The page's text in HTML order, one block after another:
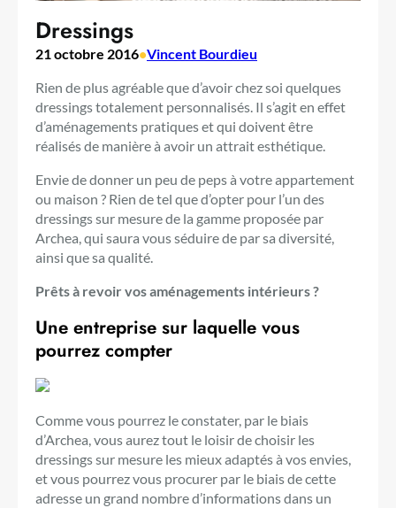
Dressings
21 octobre 2016•Vincent Bourdieu
Rien de plus agréable que d’avoir chez soi quelques
dressings totalement personnalisés. Il s’agit en effet
d’aménagements pratiques et qui doivent être
réalisés de manière à avoir un attrait esthétique.
Envie de donner un peu de peps à votre appartement
ou maison ? Rien de tel que d’opter pour l’un des
dressings sur mesure de la gamme proposée par
Archea, qui saura vous séduire de par sa diversité,
ainsi que sa qualité.
Prêts à revoir vos aménagements intérieurs ?
Une entreprise sur laquelle vous
pourrez compter
Comme vous pourrez le constater, par le biais
d’Archea, vous aurez tout le loisir de choisir les
dressings sur mesure les mieux adaptés à vos envies,
et vous pourrez vous procurer par le biais de cette
adresse un grand nombre d’informations dans un